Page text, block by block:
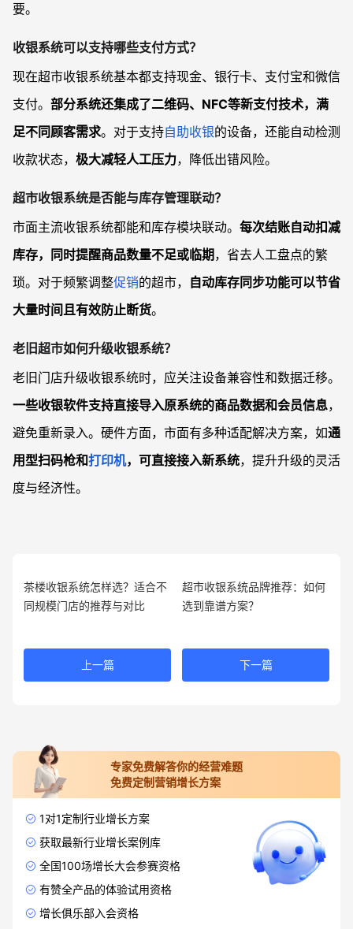
要。
收银系统可以支持哪些支付方式？
现在超市收银系统基本都支持现金、银行卡、支付宝和微信
支付。 部分系统还集成了二维码、NFC等新支付技术，满
足不同顾客需求。对于支持自助收银的设备，还能自动检测
收款状态， 极大减轻人工压力，降低出错风险。
超市收银系统是否能与库存管理联动？
市面主流收银系统都能和库存模块联动。 每次结账自动扣减
库存，同时提醒商品数量不足或临期，省去人工盘点的繁
琐。对于频繁调整促销的超市， 自动库存同步功能可以节省
大量时间且有效防止断货。
老旧超市如何升级收银系统？
老旧门店升级收银系统时，应关注设备兼容性和数据迁移。
一些收银软件支持直接导入原系统的商品数据和会员信息，
避免重新录入。硬件方面，市面有多种适配解决方案，如通
用型扫码枪和打印机，可直接接入新系统，提升升级的灵活
度与经济性。
茶楼收银系统怎样选？适合不
同规模门店的推荐与对比
上一篇
超市收银系统品牌推荐：如何
选到靠谱方案？
下一篇
专家免费解答你的经营难题
免费定制营销增长方案
1对1定制行业增长方案
获取最新行业增长案例库
全国100场增长大会参赛资格
有赞全产品的体验试用资格
增长俱乐部入会资格